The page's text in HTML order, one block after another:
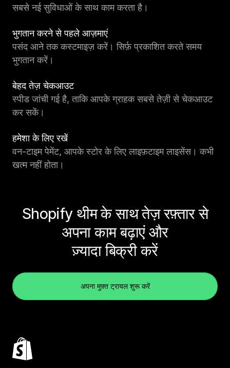
सबसे नई सुविधाओं के साथ काम करता है।
भुगतान करने से पहले आज़माएं
पसंद आने तक कस्टमाइज़ करें। सिर्फ़ प्रकाशित करते समय
भुगतान करें।
बेहद तेज़ चेकआउट
स्पीड जांची गई है, ताकि आपके ग्राहक सबसे तेज़ी से चेकआउट
कर सकें।
हमेशा के लिए रखें
वन-टाइम पेमेंट, आपके स्टोर के लिए लाइफ़टाइम लाइसेंस। कभी
खत्म नहीं होता।
Shopify थीम के साथ तेज़ रफ़्तार से
अपना काम बढ़ाएं और
ज़्यादा बिक्री करें
अपना मुफ़्त ट्रायल शुरू करें